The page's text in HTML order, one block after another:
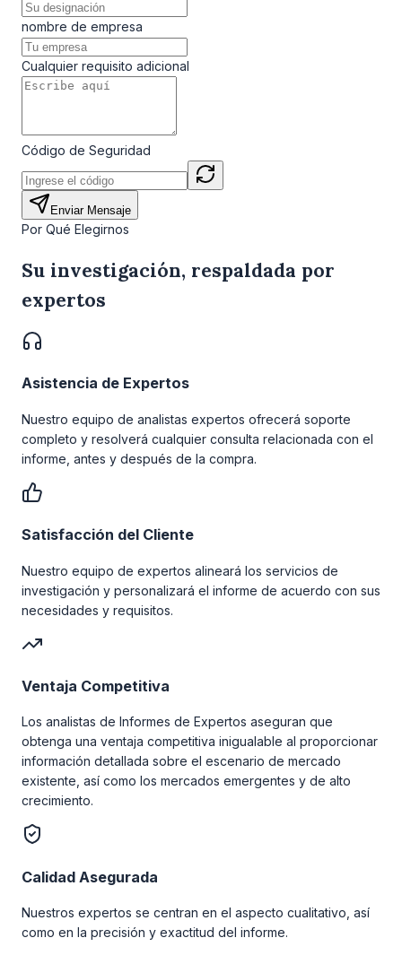
nombre de empresa
Cualquier requisito adicional
Código de Seguridad
Enviar Mensaje
Por Qué Elegirnos
Su investigación, respaldada por
expertos
Asistencia de Expertos
Nuestro equipo de analistas expertos ofrecerá soporte
completo y resolverá cualquier consulta relacionada con el
informe, antes y después de la compra.
Satisfacción del Cliente
Nuestro equipo de expertos alineará los servicios de
investigación y personalizará el informe de acuerdo con sus
necesidades y requisitos.
Ventaja Competitiva
Los analistas de Informes de Expertos aseguran que
obtenga una ventaja competitiva inigualable al proporcionar
información detallada sobre el escenario de mercado
existente, así como los mercados emergentes y de alto
crecimiento.
Calidad Asegurada
Nuestros expertos se centran en el aspecto cualitativo, así
como en la precisión y exactitud del informe.